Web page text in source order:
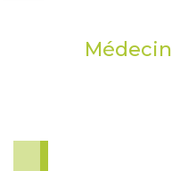
Médecin